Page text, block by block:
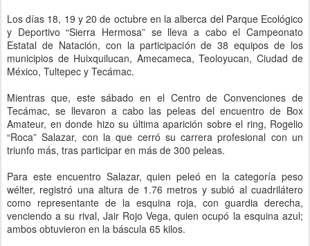
Los días 18, 19 y 20 de octubre en la alberca del Parque Ecológico
y Deportivo “Sierra Hermosa” se lleva a cabo el Campeonato
Estatal de Natación, con la participación de 38 equipos de los
municipios de Huixquilucan, Amecameca, Teoloyucan, Ciudad de
México, Tultepec y Tecámac.
Mientras que, este sábado en el Centro de Convenciones de
Tecámac, se llevaron a cabo las peleas del encuentro de Box
Amateur, en donde hizo su última aparición sobre el ring, Rogelio
“Roca” Salazar, con la que cerró su carrera profesional con un
triunfo más, tras participar en más de 300 peleas.
Para este encuentro Salazar, quien peleó en la categoría peso
wélter, registró una altura de 1.76 metros y subió al cuadrilátero
como representante de la esquina roja, con guardia derecha,
venciendo a su rival, Jair Rojo Vega, quien ocupó la esquina azul;
ambos obtuvieron en la báscula 65 kilos.